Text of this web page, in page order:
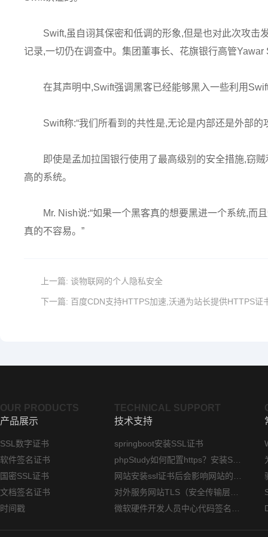
Swift,虽自诩其保密和低调的形象,但是也对此次攻击
记录,一切仍在调查中。集团董事长、花旗银行高管
在其声明中,Swift强调黑客已经能够黑入一些利用
Swift称:“我们所看到的共性是,无论是内部还是外部
即使是孟加拉国银行使用了最高级别的安全措施,窃
高的系统。
Mr. Nish说:“如果一个黑客真的想要黑进一个系统,而
真的不容易。”
上一篇: 谈物联网的个人隐私安全
下一篇: 百度CDN支持HTTPS加速,沃通为站长提供HTTPS证
OUR PRODUCTS
产品展示
SSL数字证书
软件签名证书
国密SSL证书
文档签名证书
时间戳
TECHNICAL SUPPORT
技术支持
springboot安装SSL证书